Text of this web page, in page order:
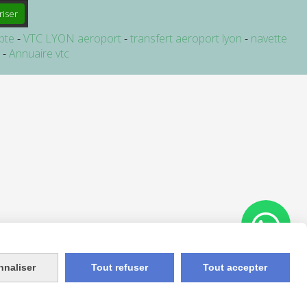
VTC LYON aeroport transfert aeroport lyon
navette
Annuaire vtc
Tout refuser Tout accepter